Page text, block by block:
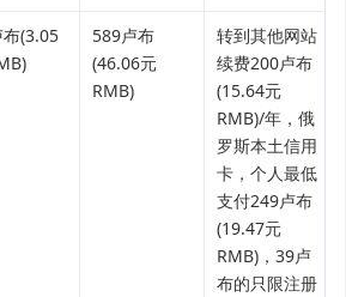
(3.05
589卢布
(46.06元
RMB)
转到其他网站
续费200卢布
(15.64元
RMB)/年，俄
罗斯本土信用
卡，个人最低
支付249卢布
(19.47元
RMB)，39卢
布的只限注册